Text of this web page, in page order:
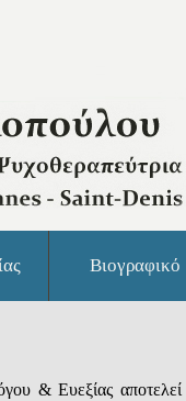
Βιογραφικό
& Ευεξίας αποτελεί